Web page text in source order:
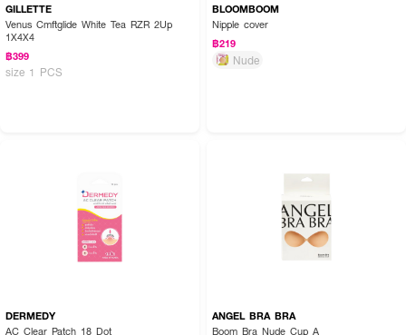
GILLETTE
Venus Cmftglide White Tea RZR 2Up
1X4X4
฿399
size 1 PCS
BLOOMBOOM
Nipple cover
฿219
Nude
DERMEDY
AC Clear Patch 18 Dot
ANGEL BRA BRA
Boom Bra Nude Cup A